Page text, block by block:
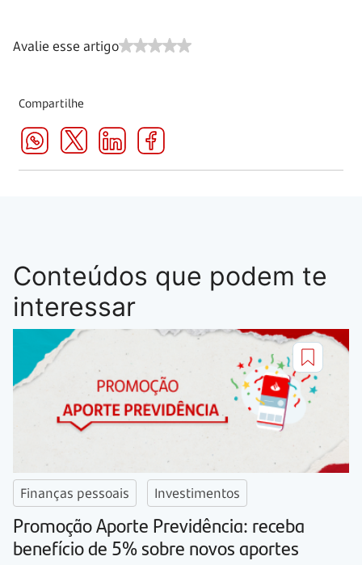
Avalie esse artigo
Compartilhe
Conteúdos que podem te
interessar
Finanças pessoais Investimentos
Promoção Aporte Previdência: receba
benefício de 5% sobre novos aportes